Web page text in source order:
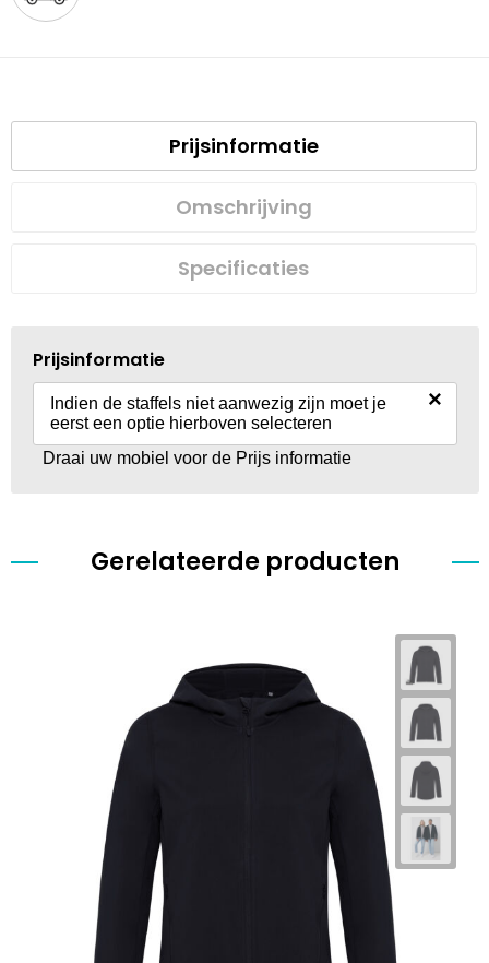
Prijsinformatie
Omschrijving
Specificaties
Prijsinformatie
Indien de staffels niet aanwezig zijn moet je
eerst een optie hierboven selecteren
×
Draai uw mobiel voor de Prijs informatie
Gerelateerde producten